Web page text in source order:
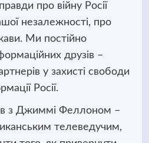
про війну Росії
незалежності, про
Ми постійно
друзів –
у захисті свободи
Росії.
з Джиммі Феллоном –
телеведучим,